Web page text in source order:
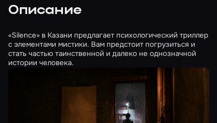
Описание
«Silence» в Казани предлагает психологический триллер
с элементами мистики. Вам предстоит погрузиться и
стать частью таинственной и далеко не однозначной
истории человека.